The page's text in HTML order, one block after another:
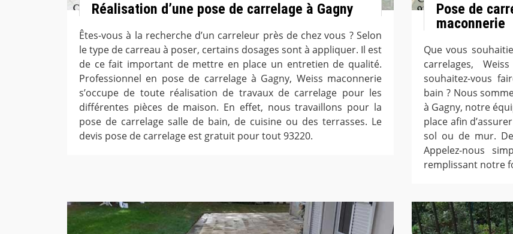
Réalisation d’une pose de carrelage à Gagny
Êtes-vous à la recherche d’un carreleur près de chez vous ? Selon
le type de carreau à poser, certains dosages sont à appliquer. Il est
de ce fait important de mettre en place un entretien de qualité.
Professionnel en pose de carrelage à Gagny, Weiss maconnerie
s’occupe de toute réalisation de travaux de carrelage pour les
différentes pièces de maison. En effet, nous travaillons pour la
pose de carrelage salle de bain, de cuisine ou des terrasses. Le
devis pose de carrelage est gratuit pour tout 93220.
Pose de
maconnerie
Que vous
carrelages,
souhaitez-vous
bain ? Nous
à Gagny, notre
place afin
sol ou de mur.
Appelez-nous
remplissant notre